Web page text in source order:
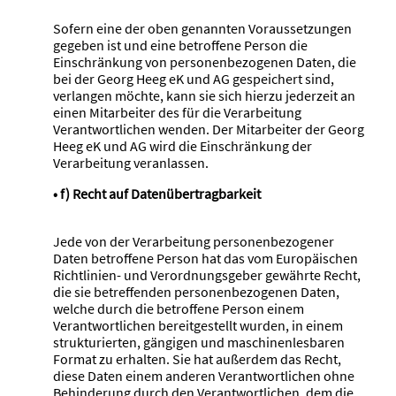
Sofern eine der oben genannten Voraussetzungen
gegeben ist und eine betroffene Person die
Einschränkung von personenbezogenen Daten, die
bei der Georg Heeg eK und AG gespeichert sind,
verlangen möchte, kann sie sich hierzu jederzeit an
einen Mitarbeiter des für die Verarbeitung
Verantwortlichen wenden. Der Mitarbeiter der Georg
Heeg eK und AG wird die Einschränkung der
Verarbeitung veranlassen.
• f) Recht auf Datenübertragbarkeit
Jede von der Verarbeitung personenbezogener
Daten betroffene Person hat das vom Europäischen
Richtlinien- und Verordnungsgeber gewährte Recht,
die sie betreffenden personenbezogenen Daten,
welche durch die betroffene Person einem
Verantwortlichen bereitgestellt wurden, in einem
strukturierten, gängigen und maschinenlesbaren
Format zu erhalten. Sie hat außerdem das Recht,
diese Daten einem anderen Verantwortlichen ohne